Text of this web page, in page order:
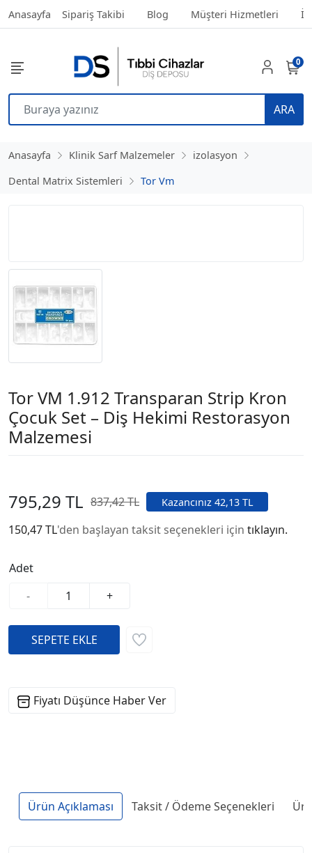
Anasayfa Sipariş Takibi Blog Müşteri Hizmetleri
ARA
0
Anasayfa Klinik Sarf Malzemeler
izolasyon
Dental Matrix Sistemleri
Tor Vm
Tor VM 1.912 Transparan Strip Kron
Çocuk Set – Diş Hekimi Restorasyon
Malzemesi
795,29 TL 837,42 TL Kazancınız 42,13 TL
150,47 TL'den başlayan taksit seçenekleri için tıklayın.
Adet
-
+
Fiyatı Düşünce Haber Ver
Ürün Açıklaması Taksit / Ödeme Seçenekleri